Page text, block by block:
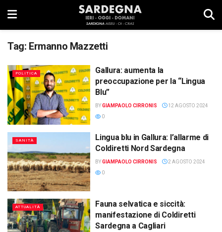
Tag: Ermanno Mazzetti
POLITICA
Gallura: aumenta la
preoccupazione per la “Lingua
Blu”
BYGIAMPAOLO CIRRONIS
12 AGOSTO 2024
0
SANITÀ
Lingua blu in Gallura: l’allarme di
Coldiretti Nord Sardegna
BYGIAMPAOLO CIRRONIS
2 AGOSTO 2024
0
ATTUALITÀ
Fauna selvatica e siccità:
manifestazione di Coldiretti
Sardegna a Cagliari